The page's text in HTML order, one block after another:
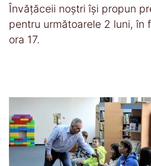
Învățăceii noștri își propun
pentru următoarele 2 luni, în
ora 17.